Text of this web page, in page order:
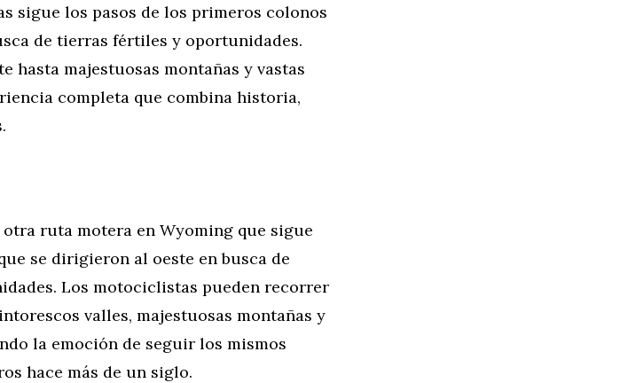
sigue los pasos de los primeros colonos
de tierras fértiles y oportunidades.
hasta majestuosas montañas y vastas
completa que combina historia,
ruta motera en Wyoming que sigue
se dirigieron al oeste en busca de
Los motociclistas pueden recorrer
valles, majestuosas montañas y
la emoción de seguir los mismos
hace más de un siglo.